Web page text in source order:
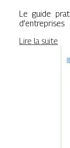
Le guide
d’entreprises
Lire la suite